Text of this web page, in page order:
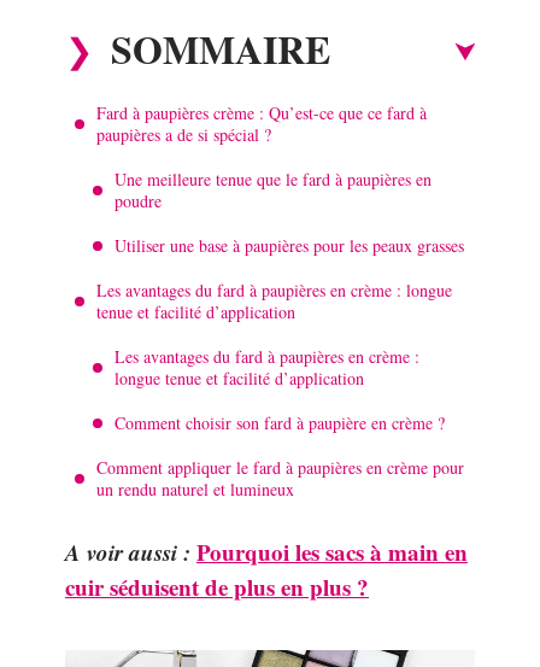
SOMMAIRE
Fard à paupières crème : Qu’est-ce que ce fard à
paupières a de si spécial ?
Une meilleure tenue que le fard à paupières en
poudre
Utiliser une base à paupières pour les peaux grasses
Les avantages du fard à paupières en crème : longue
tenue et facilité d’application
Les avantages du fard à paupières en crème :
longue tenue et facilité d’application
Comment choisir son fard à paupière en crème ?
Comment appliquer le fard à paupières en crème pour
un rendu naturel et lumineux
A voir aussi : Pourquoi les sacs à main en
cuir séduisent de plus en plus ?